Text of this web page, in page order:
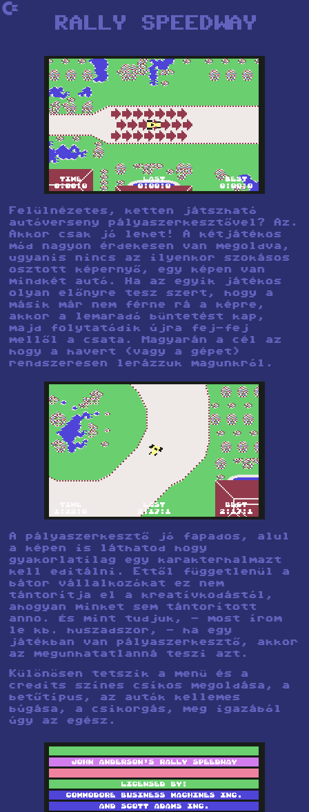
`
RALLY SPEEDWAY
Felülnézetes, ketten játszható
autóverseny pályaszerkesztővel? Az.
Akkor csak jó lehet! A kétjátékos
mód nagyon érdekesen van megoldva,
ugyanis nincs az ilyenkor szokásos
osztott képernyő, egy képen van
mindkét autó. Ha az egyik játékos
olyan előnyre tesz szert, hogy a
másik már nem férne rá a képre,
akkor a lemaradó büntetést kap,
majd folytatódik újra fej-fej
mellől a csata. Magyarán a cél az
hogy a havert (vagy a gépet)
rendszeresen lerázzuk magunkról.
A pályaszerkesztő jó fapados, alul
a képen is láthatod hogy
gyakorlatilag egy karakterhalmazt
kell editálni. Ettől függetlenül a
bátor vállalkozókat ez nem
tántorítja el a kreatívkodástól,
ahogyan minket sem tántorított
anno. És mint tudjuk, - most írom
le kb. huszadszor, - ha egy
játékban van pályaszerkesztő, akkor
az megunhatatlanná teszi azt.
Különösen tetszik a menü és a
credits színes csíkos megoldása, a
betűtípus, az autók kellemes
búgása, a csikorgás, meg igazából
úgy az egész.